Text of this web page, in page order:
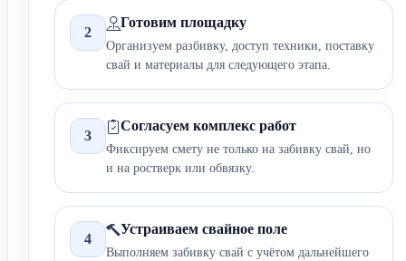
2
Готовим площадку
Организуем разбивку, доступ техники, поставку
свай и материалы для следующего этапа.
3
Согласуем комплекс работ
Фиксируем смету не только на забивку свай, но
и на ростверк или обвязку.
4
Устраиваем свайное поле
Выполняем забивку свай с учётом дальнейшего